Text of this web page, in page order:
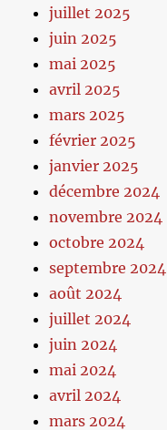
juillet 2025
juin 2025
mai 2025
avril 2025
mars 2025
février 2025
janvier 2025
décembre 2024
novembre 2024
octobre 2024
septembre 2024
août 2024
juillet 2024
juin 2024
mai 2024
avril 2024
mars 2024